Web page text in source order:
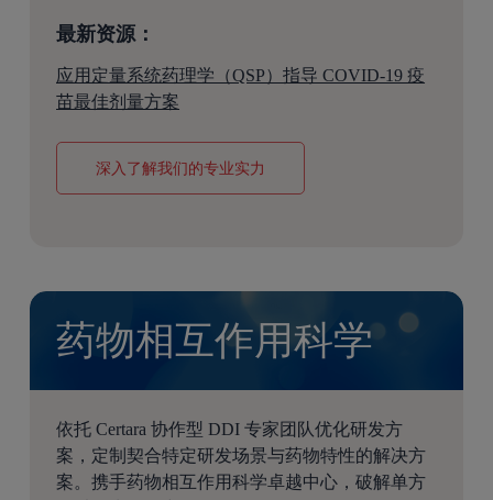
最新资源：
应用定量系统药理学（QSP）指导 COVID-19 疫
苗最佳剂量方案
深入了解我们的专业实力
药物相互作用科学
依托 Certara 协作型 DDI 专家团队优化研发方
案，定制契合特定研发场景与药物特性的解决方
案。携手药物相互作用科学卓越中心，破解单方